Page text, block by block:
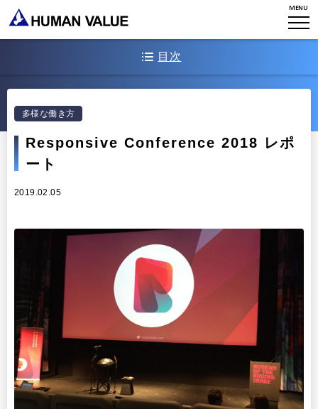
MENU
PMI
イベント・セミナー
Stories
出版
その他
目次
多様な働き方
Responsive Conference 2018 レポ
ート
2019.02.05